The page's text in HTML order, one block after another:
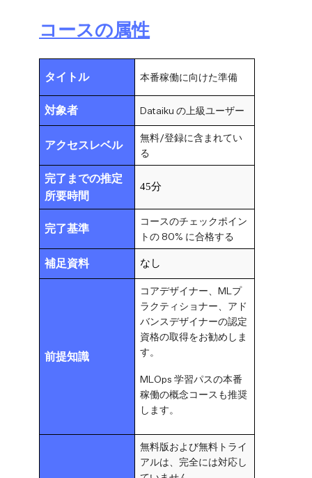
コースの属性
タイトル 本番稼働に向けた準備
対象者 Dataiku の上級ユーザー
アクセスレベル
無料/登録に含まれてい
る
完了までの推定
所要時間
45分
完了基準
コースのチェックポイン
トの 80% に合格する
補足資料 なし
前提知識
コアデザイナー、MLプ
ラクティショナー、アド
バンスデザイナーの認定
資格の取得をお勧めしま
す。
MLOps 学習パスの本番
稼働の概念コースも推奨
します。
無料版および無料トライ
アルは、完全には対応し